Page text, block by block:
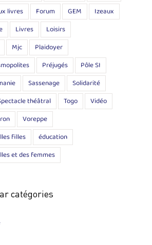
livres Forum GEM
Izeaux
Livres
Loisirs
Mjc
Plaidoyer
Préjugés
Pôle SI
Sassenage
Solidarité
théâtral Togo
Vidéo
Voreppe
filles
éducation
et des femmes
catégories